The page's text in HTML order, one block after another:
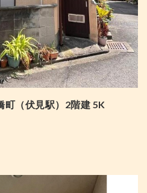
町（伏見駅）2階建 5K